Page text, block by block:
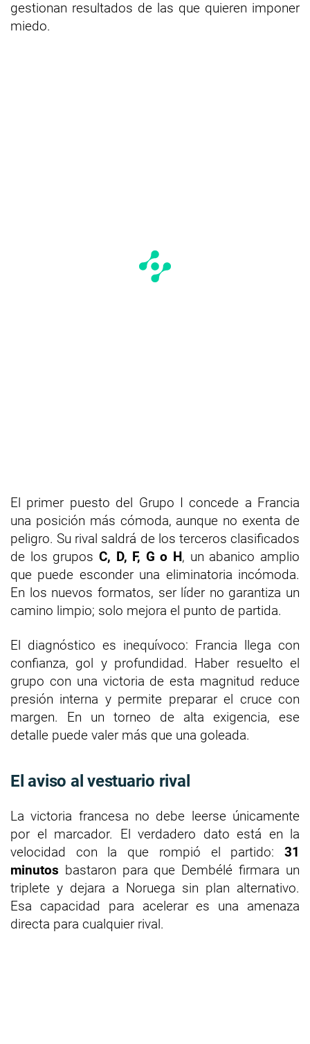
gestionan resultados de las que quieren imponer
miedo.
El primer puesto del Grupo I concede a Francia
una posición más cómoda, aunque no exenta de
peligro. Su rival saldrá de los terceros clasificados
de los grupos C, D, F, G o H, un abanico amplio
que puede esconder una eliminatoria incómoda.
En los nuevos formatos, ser líder no garantiza un
camino limpio; solo mejora el punto de partida.
El diagnóstico es inequívoco: Francia llega con
confianza, gol y profundidad. Haber resuelto el
grupo con una victoria de esta magnitud reduce
presión interna y permite preparar el cruce con
margen. En un torneo de alta exigencia, ese
detalle puede valer más que una goleada.
El aviso al vestuario rival
La victoria francesa no debe leerse únicamente
por el marcador. El verdadero dato está en la
velocidad con la que rompió el partido: 31
minutos bastaron para que Dembélé firmara un
triplete y dejara a Noruega sin plan alternativo.
Esa capacidad para acelerar es una amenaza
directa para cualquier rival.